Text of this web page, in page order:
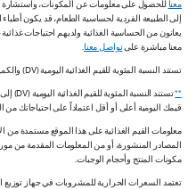
معنا للحصول على معلومات عن المكونات، واستشارة
إلى الطبيعة الفردية لحساسية الطعام، قد يكون
يعانون من الحساسية الغذائية ولديهم احتياجات
معنا مباشرة علىتواصل معنا.
تستند النسبة المئوية للقيم الغذائية اليومية (DV) والكميات الغذائية الموصى بها RDIs إلى القيم غير المقيدة.
**
قيمك اليومية أعلى أو أقل اعتماداً على احتياجاتك من
معلومات القيم الغذائية على هذا الموقع مستمدة من
المصادر المنشورة، أو من المعلومات المقدمة من
مكونات المنتج وأحجام الوجبات.
تعتمد السعرات الحرارية للمشروبات في جهاز توزيع